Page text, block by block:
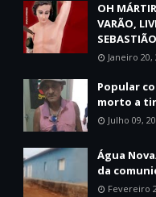
OH
VARÃO,
SEBASTIÃO
Janeiro 20,
Popular
morto a
Julho 09,
Água
da
Fevereiro